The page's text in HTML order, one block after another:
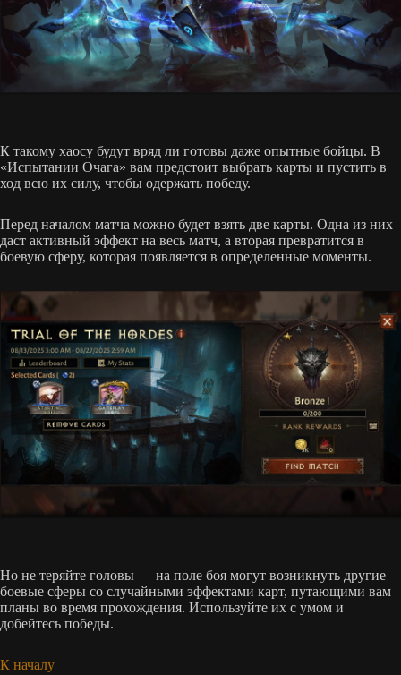
К такому хаосу будут вряд ли готовы даже опытные бойцы. В
«Испытании Очага» вам предстоит выбрать карты и пустить в
ход всю их силу, чтобы одержать победу.
Перед началом матча можно будет взять две карты. Одна из них
даст активный эффект на весь матч, а вторая превратится в
боевую сферу, которая появляется в определенные моменты.
Но не теряйте головы — на поле боя могут возникнуть другие
боевые сферы со случайными эффектами карт, путающими вам
планы во время прохождения. Используйте их с умом и
добейтесь победы.
К началу